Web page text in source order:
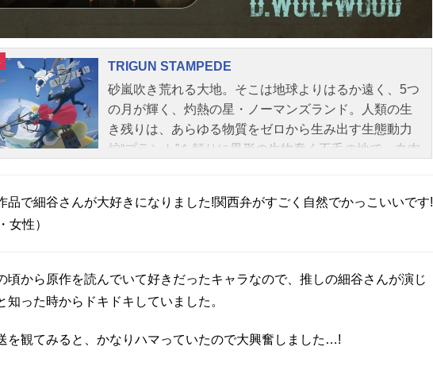
TRIGUN STAMPEDE
砂嵐吹き荒れる大地。そこは地球よりはるか遠く、5つ
の月が輝く、灼熱の星・ノーマンズランド。人類の生
き残りは、あらゆる物質をゼロから生み出す生態動力
炉“プラント”を頼りに異形の生物蠢く不毛の地で、血肉
る”人間台風（ヒューマノイドタイフーン）と呼ばれる
と共に人間台風という一大スクープを求め、1人の深紅
のコートに包まれたガンマンにたどり着くが、出会っ
風来坊だった！？無頼の葬儀屋ニコラス・D・ウルフウ
品で細谷さんが大好きになりました!関西弁がすごく自然でかっこいいです!
女性）
頃から原作を読んでいて好きだったキャラなので、推しの細谷さんが演じ
知った時からドキドキしていました。
を観てみると、かなりハマっていたので大興奮しました…!